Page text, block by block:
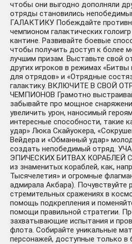
чтобы они выгодно дополняли
отряды становились
ГАЛАКТИКУ Побеждайте
чемпионом галактических
кантине. Развивайте боевые
чтобы получить доступ к более
лучшим призам. Выставьте свой
других игроков в режимах «Битвы
для отрядов» и «Отрядные
галактику. ВКЛЮЧИТЕ В СВОЙ
ЧЕМПИОНОВ Грамотно
забывайте про мощное
увеличить урон, наносимый
интересные способности, такие
удар» Люка Скайуокера,
Вейдера и «Обманный удар»
создать непобедимый отряд.
ЭПИЧЕСКИХ БИТВАХ КОРАБЛЕЙ
из знаменитых кораблей, как,
Тысячелетия» и огромные
адмирала Акбара). Почувствуйте
стремительных сражениях в
помощь подкрепления и
помощи правильной стратегии.
захватывающие испытания и
флота. Собирайте уникальные
персонажей, доступные только в